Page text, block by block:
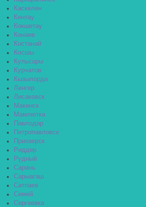
Каскелен
Кентау
Кокшетау
Конаев
Костанай
Косшы
Кульсары
Курчатов
Кызылорда
Ленгер
Лисаковск
Макинск
Мамлютка
Павлодар
Петропавловск
Приозерск
Риддер
Рудный
Сарань
Сарыагаш
Сатпаев
Семей
Сергеевка